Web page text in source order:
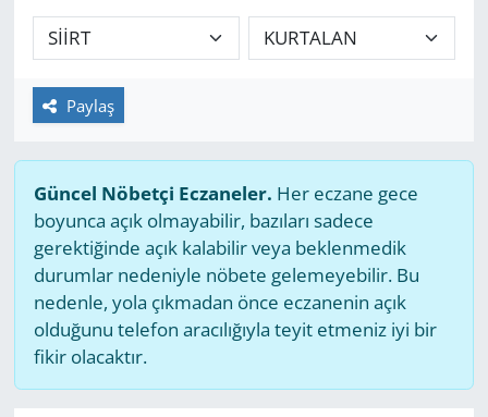
Paylaş
Güncel Nöbetçi Eczaneler. Her eczane gece
boyunca açık olmayabilir, bazıları sadece
gerektiğinde açık kalabilir veya beklenmedik
durumlar nedeniyle nöbete gelemeyebilir. Bu
nedenle, yola çıkmadan önce eczanenin açık
olduğunu telefon aracılığıyla teyit etmeniz iyi bir
fikir olacaktır.
GÜNDEM
HABERDE İNSAN
MAGAZİN
POLİTİKA
RESMİ İLANLAR
SAĞLIK